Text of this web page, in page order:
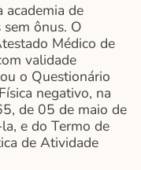
academia de
ônus. O
Médico de
validade
o Questionário
negativo, na
de 05 de maio de
e do Termo de
de Atividade